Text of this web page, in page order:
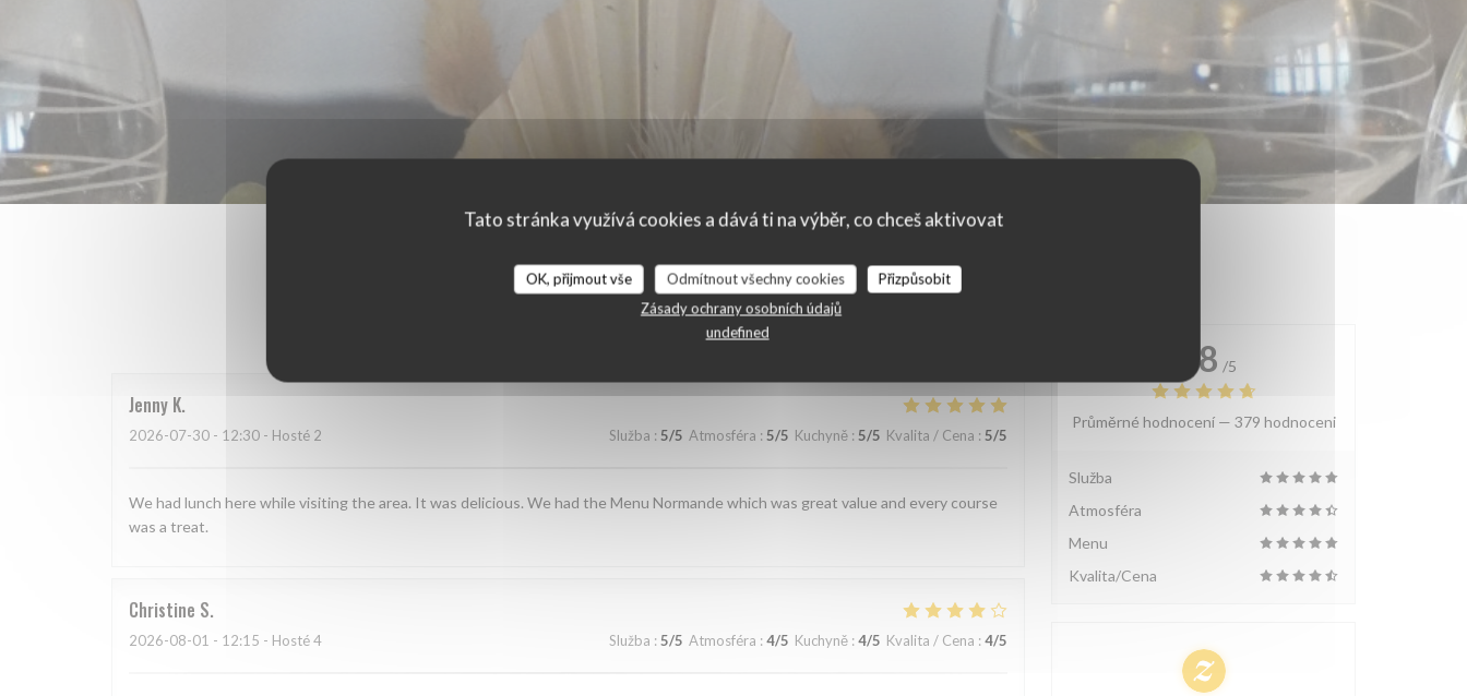
Tato stránka využívá cookies a dává ti na výběr, co chceš aktivovat
OK, přijmout vše Odmítnout všechny cookies
Přizpůsobit
Zásady ochrany osobních údajů
undefined
Hodnocení našich zákazníků
Jenny K
2026-07-30 - 12:30 - Hosté 2 Služba : 5/5 Atmosféra : 5/5 Kuchyně : 5/5 Kvalita / Cena : 5/5
We had lunch here while visiting the area. It was delicious. We had the Menu Normande which was great value and every course
was a treat.
Christine S
2026-08-01 - 12:15 - Hosté 4 Služba :5/5 Atmosféra : 4/5 Kuchyně :4/5 Kvalita / Cena :4/5
4.8 /5
Průměrné hodnocení — 379 hodnoceni
Služba
Atmosféra
Menu
Kvalita/Cena